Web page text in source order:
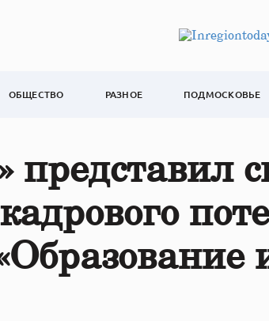
ОБЩЕСТВО РАЗНОЕ ПОДМОСКОВЬЕ
представил